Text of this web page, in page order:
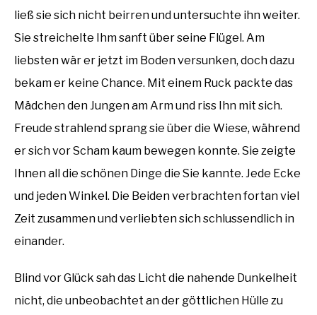
ließ sie sich nicht beirren und untersuchte ihn weiter.
Sie streichelte Ihm sanft über seine Flügel. Am
liebsten wär er jetzt im Boden versunken, doch dazu
bekam er keine Chance. Mit einem Ruck packte das
Mädchen den Jungen am Arm und riss Ihn mit sich.
Freude strahlend sprang sie über die Wiese, während
er sich vor Scham kaum bewegen konnte. Sie zeigte
Ihnen all die schönen Dinge die Sie kannte. Jede Ecke
und jeden Winkel. Die Beiden verbrachten fortan viel
Zeit zusammen und verliebten sich schlussendlich in
einander.
Blind vor Glück sah das Licht die nahende Dunkelheit
nicht, die unbeobachtet an der göttlichen Hülle zu